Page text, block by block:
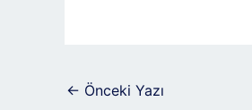
← Önceki Yazı